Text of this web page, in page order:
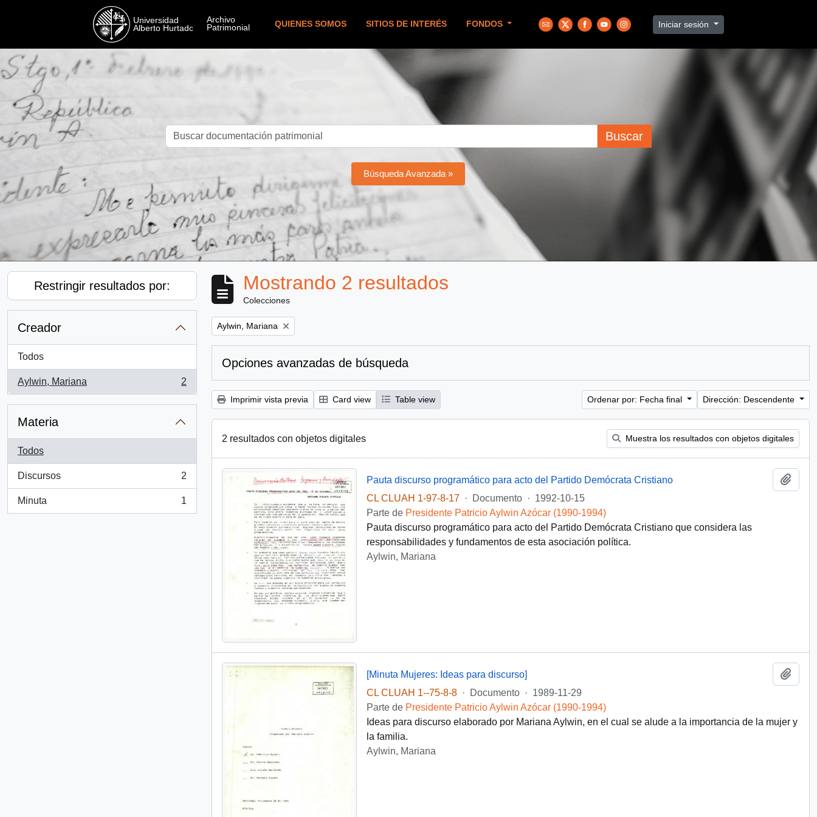
QUIENES SOMOS SITIOS DE INTERÉS FONDOS Iniciar sesión
Buscar
Búsqueda Avanzada »
Restringir resultados por:
Creador
Todos
Aylwin, Mariana
, 2 resultados
2
Materia
Todos
Discursos
, 2 resultados
2
Minuta
, 1 resultados
1
Mostrando 2 resultados
Colecciones
Remove filter:
Aylwin, Mariana
Opciones avanzadas de búsqueda
Imprimir vista previa Card view Table view Ordenar por: Fecha final Dirección: Descendente
2 resultados con objetos digitales Muestra los resultados con objetos digitales
Pauta discurso programático para acto del Partido Demócrata Cristiano
CL CLUAH 1-97-8-17
· Documento · 1992-10-15
Parte de Presidente Patricio Aylwin Azócar (1990-1994)
Pauta discurso programático para acto del Partido Demócrata Cristiano que considera las
responsabilidades y fundamentos de esta asociación política.
Aylwin, Mariana
[Minuta Mujeres: Ideas para discurso]
CL CLUAH 1--75-8-8
· Documento · 1989-11-29
Parte de Presidente Patricio Aylwin Azócar (1990-1994)
Ideas para discurso elaborado por Mariana Aylwin, en el cual se alude a la importancia de la mujer y
la familia.
Aylwin, Mariana